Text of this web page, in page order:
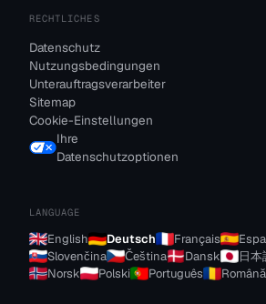
RECHTLICHES
Datenschutz
Nutzungsbedingungen
Unterauftragsverarbeiter
Sitemap
Cookie-Einstellungen
Ihre
Datenschutzoptionen
LANGUAGE
English Deutsch Français
Slovenčina
Čeština Dansk 日本
Norsk
Polski Português Română